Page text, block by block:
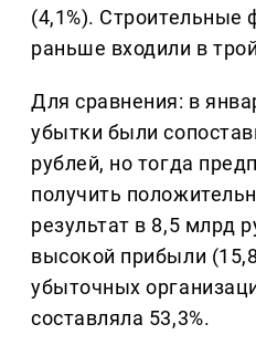
(4,1%).
раньше входили в
Для сравнения: в
убытки были
рублей, но тогда
получить
результат в 8,5 млрд
высокой прибыли
убыточных
составляла 53,3%.